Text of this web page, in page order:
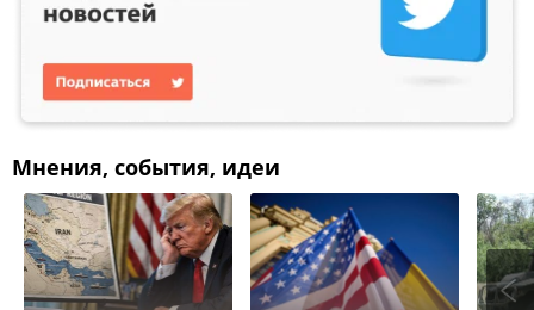
Мнения, события, идеи